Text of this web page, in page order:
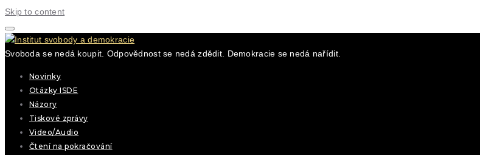
Skip to content
Svoboda se nedá koupit. Odpovědnost se nedá zdědit. Demokracie se nedá nařídit.
Novinky
Otázky ISDE
Názory
Tiskové zprávy
Video/Audio
Čtení na pokračování